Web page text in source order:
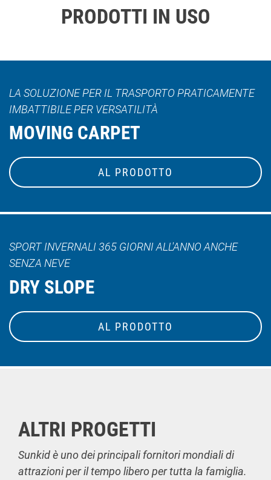
PRODOTTI IN USO
LA SOLUZIONE PER IL TRASPORTO PRATICAMENTE
IMBATTIBILE PER VERSATILITÀ
MOVING CARPET
AL PRODOTTO
SPORT INVERNALI 365 GIORNI ALL'ANNO ANCHE
SENZA NEVE
DRY SLOPE
AL PRODOTTO
ALTRI PROGETTI
Sunkid è uno dei principali fornitori mondiali di
attrazioni per il tempo libero per tutta la famiglia.